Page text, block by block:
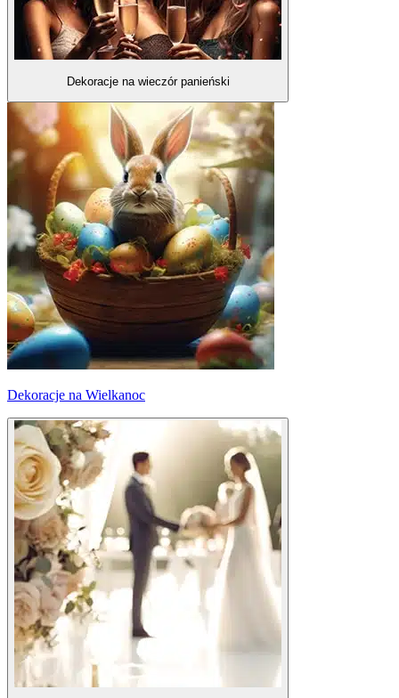
Dekoracje na wieczór panieński
Dekoracje na Wielkanoc